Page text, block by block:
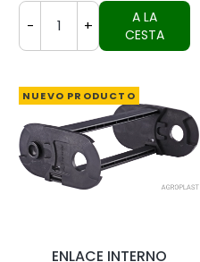
- +
A LA
CESTA
NUEVO PRODUCTO
ENLACE INTERNO